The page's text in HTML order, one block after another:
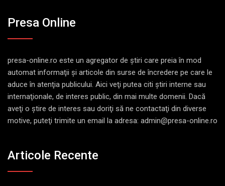
Presa Online
presa-online.ro este un agregator de ştiri care preia în mod
automat informaţii şi articole din surse de încredere pe care le
aduce în atenţia publicului. Aici veţi putea citi ştiri interne sau
internaţionale, de interes public, din mai multe domenii. Dacă
aveţi o ştire de interes sau doriţi să ne contactaţi din diverse
motive, puteţi trimite un email la adresa: admin@presa-online.ro
Articole Recente